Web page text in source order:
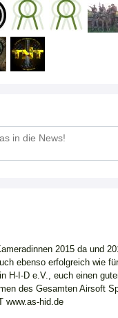
2015 da
ebenso erfolgreich wie
H-I-D e.V., euch einen
des Gesamten Airsoft
www.as-hid.de